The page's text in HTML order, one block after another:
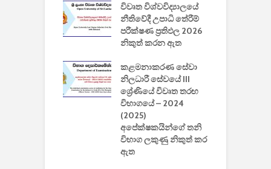
විවෘත විශ්වවිද්‍යාලයේ
නීතිවේදී උපාධි තේරීම්
පරීක්ෂණ ප්‍රතිඵල 2026
නිකුත් කරන ඇත
කළමනාකරණ සේවා
නිලධාරී සේවයේ III
ශ්‍රේණියේ විවෘත තරඟ
විභාගයේ – 2024
(2025)
අපේක්ෂකයින්ගේ තනි
විභාග ලකුණු නිකුත් කර
ඇත